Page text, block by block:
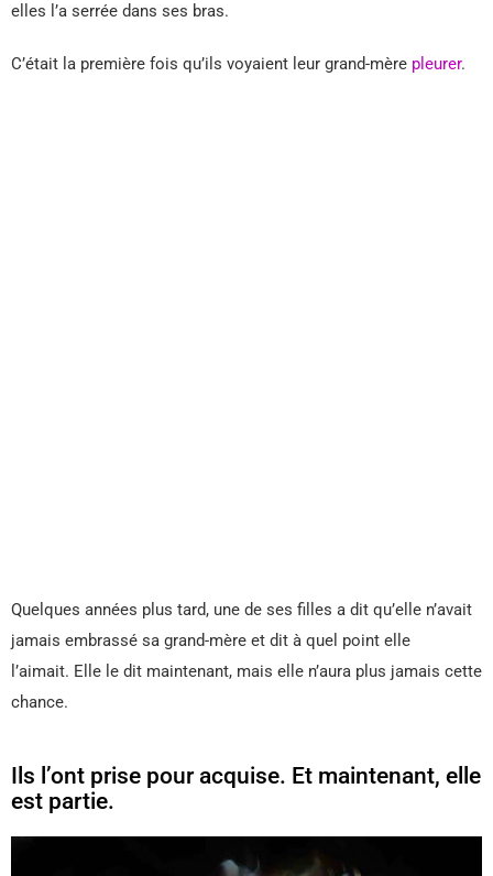
elles l’a serrée dans ses bras.
C’était la première fois qu’ils voyaient leur grand-mère pleurer.
Quelques années plus tard, une de ses filles a dit qu’elle n’avait
jamais embrassé sa grand-mère et dit à quel point elle
l’aimait. Elle le dit maintenant, mais elle n’aura plus jamais cette
chance.
Ils l’ont prise pour acquise. Et maintenant, elle
est partie.